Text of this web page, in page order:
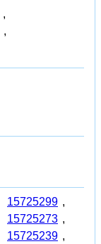
,
,
15725299 ,
15725273 ,
15725239 ,